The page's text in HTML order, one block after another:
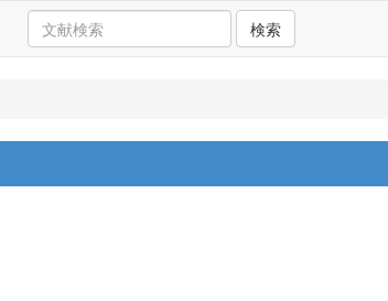
検索